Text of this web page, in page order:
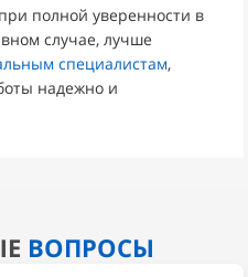
полной уверенности в
случае, лучше
специалистам,
надежно и
ВОПРОСЫ